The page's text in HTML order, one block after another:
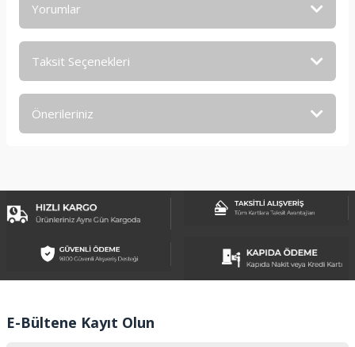
Yorumlar
Taksit Seçenekleri
Önerileriniz
Görüş ve önerileriniz için teşekkür ederiz.
Ürün açıklamasında eksik bilgiler bulunuyor.
Ürün bilgilerinde hatalar bulunuyor.
Bu ürüne benzer farklı alternatifler olmalı.
E-Bültene Kayıt Olun